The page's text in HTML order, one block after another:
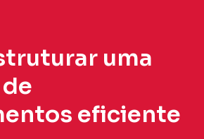
uma
eficiente